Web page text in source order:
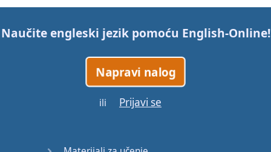
Naučite engleski jezik pomoću English-Online!
Napravi nalog
ili Prijavi se